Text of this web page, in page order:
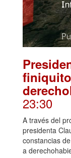
23:30
A través del
presidenta
constancias
a